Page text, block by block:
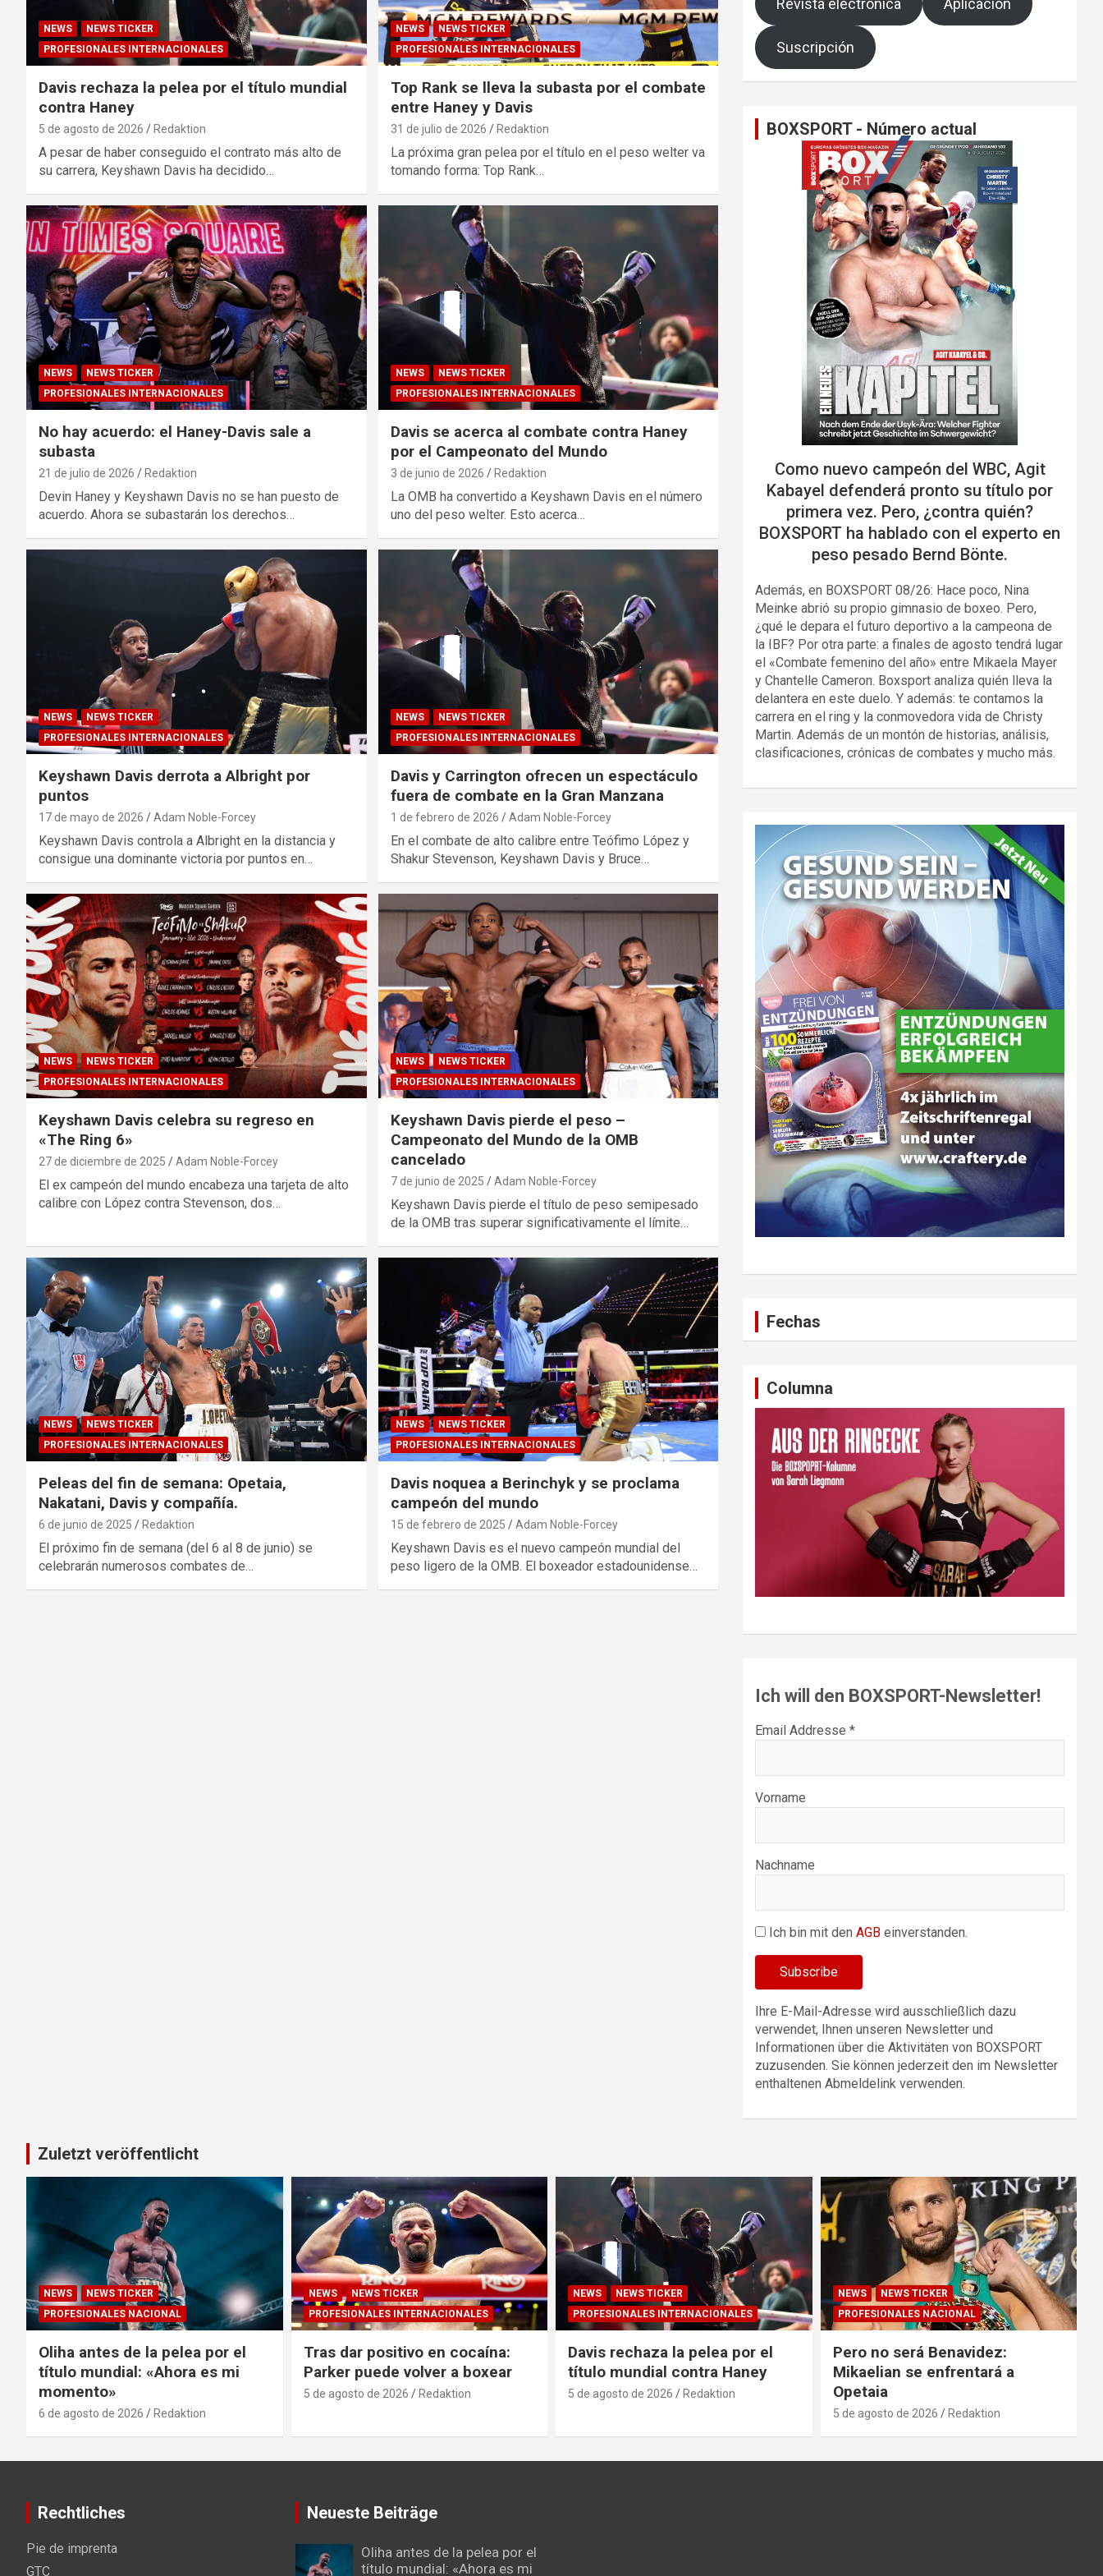
NEWS
NEWS TICKER
PROFESIONALES INTERNACIONALES
Davis rechaza la pelea por el título mundial
contra Haney
5 de agosto de 2026 Redaktion
A pesar de haber conseguido el contrato más alto de
su carrera, Keyshawn Davis ha decidido…
NEWS
NEWS TICKER
PROFESIONALES INTERNACIONALES
Top Rank se lleva la subasta por el combate
entre Haney y Davis
31 de julio de 2026 Redaktion
La próxima gran pelea por el título en el peso welter va
tomando forma: Top Rank…
NEWS
NEWS TICKER
PROFESIONALES INTERNACIONALES
No hay acuerdo: el Haney-Davis sale a
subasta
21 de julio de 2026 Redaktion
Devin Haney y Keyshawn Davis no se han puesto de
acuerdo. Ahora se subastarán los derechos…
NEWS
NEWS TICKER
PROFESIONALES INTERNACIONALES
Davis se acerca al combate contra Haney
por el Campeonato del Mundo
3 de junio de 2026 Redaktion
La OMB ha convertido a Keyshawn Davis en el número
uno del peso welter. Esto acerca…
NEWS
NEWS TICKER
PROFESIONALES INTERNACIONALES
Keyshawn Davis derrota a Albright por
puntos
17 de mayo de 2026 Adam Noble-Forcey
Keyshawn Davis controla a Albright en la distancia y
consigue una dominante victoria por puntos en…
NEWS
NEWS TICKER
PROFESIONALES INTERNACIONALES
Davis y Carrington ofrecen un espectáculo
fuera de combate en la Gran Manzana
1 de febrero de 2026 Adam Noble-Forcey
En el combate de alto calibre entre Teófimo López y
Shakur Stevenson, Keyshawn Davis y Bruce…
NEWS
NEWS TICKER
PROFESIONALES INTERNACIONALES
Keyshawn Davis celebra su regreso en
«The Ring 6»
27 de diciembre de 2025 Adam Noble-Forcey
El ex campeón del mundo encabeza una tarjeta de alto
calibre con López contra Stevenson, dos…
NEWS
NEWS TICKER
PROFESIONALES INTERNACIONALES
Keyshawn Davis pierde el peso –
Campeonato del Mundo de la OMB
cancelado
7 de junio de 2025 Adam Noble-Forcey
Keyshawn Davis pierde el título de peso semipesado
de la OMB tras superar significativamente el límite…
NEWS
NEWS TICKER
PROFESIONALES INTERNACIONALES
Peleas del fin de semana: Opetaia,
Nakatani, Davis y compañía.
6 de junio de 2025 Redaktion
El próximo fin de semana (del 6 al 8 de junio) se
celebrarán numerosos combates de…
NEWS
NEWS TICKER
PROFESIONALES INTERNACIONALES
Davis noquea a Berinchyk y se proclama
campeón del mundo
15 de febrero de 2025 Adam Noble-Forcey
Keyshawn Davis es el nuevo campeón mundial del
peso ligero de la OMB. El boxeador estadounidense…
Revista electrónica Aplicación
Suscripción
BOXSPORT - Número actual
Como nuevo campeón del WBC, Agit
Kabayel defenderá pronto su título por
primera vez. Pero, ¿contra quién?
BOXSPORT ha hablado con el experto en
peso pesado Bernd Bönte.
Además, en BOXSPORT 08/26: Hace poco, Nina
Meinke abrió su propio gimnasio de boxeo. Pero,
¿qué le depara el futuro deportivo a la campeona de
la IBF? Por otra parte: a finales de agosto tendrá lugar
el «Combate femenino del año» entre Mikaela Mayer
y Chantelle Cameron. Boxsport analiza quién lleva la
delantera en este duelo. Y además: te contamos la
carrera en el ring y la conmovedora vida de Christy
Martin. Además de un montón de historias, análisis,
clasificaciones, crónicas de combates y mucho más.
Fechas
Columna
Ich will den BOXSPORT-Newsletter!
Email Addresse *
Vorname
Nachname
Ich bin mit denAGB einverstanden.
Ihre E-Mail-Adresse wird ausschließlich dazu
verwendet, Ihnen unseren Newsletter und
Informationen über die Aktivitäten von BOXSPORT
zuzusenden. Sie können jederzeit den im Newsletter
enthaltenen Abmeldelink verwenden.
Zuletzt veröffentlicht
NEWS
NEWS TICKER
PROFESIONALES NACIONAL
Oliha antes de la pelea por el
título mundial: «Ahora es mi
momento»
6 de agosto de 2026 Redaktion
NEWS
NEWS TICKER
PROFESIONALES INTERNACIONALES
Tras dar positivo en cocaína:
Parker puede volver a boxear
5 de agosto de 2026 Redaktion
NEWS
NEWS TICKER
PROFESIONALES INTERNACIONALES
Davis rechaza la pelea por el
título mundial contra Haney
5 de agosto de 2026 Redaktion
NEWS
NEWS TICKER
PROFESIONALES NACIONAL
Pero no será Benavidez:
Mikaelian se enfrentará a
Opetaia
5 de agosto de 2026 Redaktion
Rechtliches
Pie de imprenta
GTC
Neueste Beiträge
Oliha antes de la pelea por el
título mundial: «Ahora es mi